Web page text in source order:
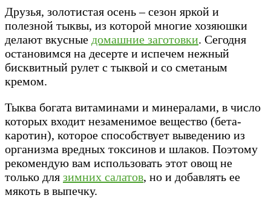
Друзья, золотистая осень – сезон яркой и
полезной тыквы, из которой многие хозяюшки
делают вкусные домашние заготовки. Сегодня
остановимся на десерте и испечем нежный
бисквитный рулет с тыквой и со сметаным
кремом.
Тыква богата витаминами и минералами, в число
которых входит незаменимое вещество (бета-
каротин), которое способствует выведению из
организма вредных токсинов и шлаков. Поэтому
рекомендую вам использовать этот овощ не
только для зимних салатов, но и добавлять ее
мякоть в выпечку.